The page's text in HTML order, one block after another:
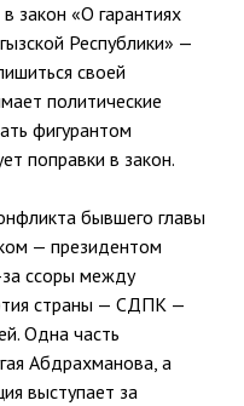
закон «О гарантиях
Республики» —
своей
политические
фигурантом
поправки в закон.
бывшего главы
— президентом
ссоры между
страны — СДПК —
Одна часть
Абдрахманова, а
выступает за